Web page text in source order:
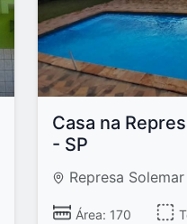
Casa na
- SP
Represa
Área: 170